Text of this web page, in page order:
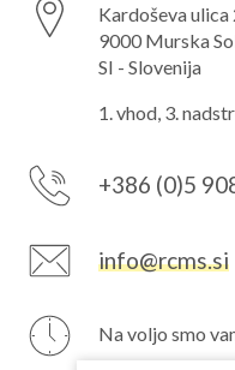
Kardoševa ulica
9000 Murska
SI - Slovenija
1. vhod, 3.
+386 (0)5
info@rcms.si
Na voljo smo